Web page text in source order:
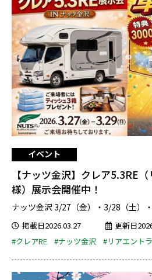
イベント
【ナッツ金沢】クレア5.3RE
様）展示会開催中！
ナッツ金沢 3/27（金）・3/28（土）
掲載日2026.03.27
更新日
#クレアRE
#ナッツ金沢 #リアエント